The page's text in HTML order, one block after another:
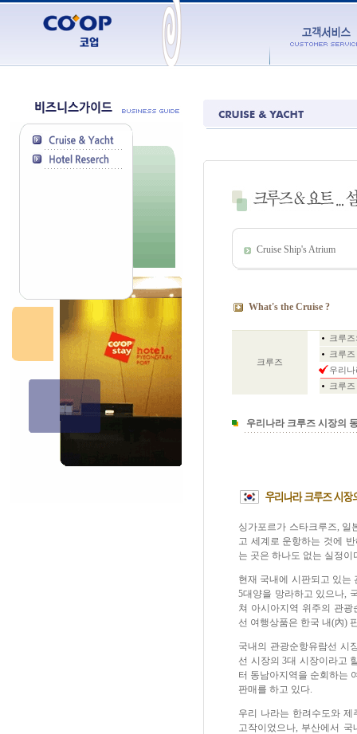
Cruise Ship's Atrium
What's the Cruise ?
크루즈
크루
크루
우리
크루
우리나라 크루즈 시장의
싱가포르가 스타크루즈, 일
고 세계로 운항하는 것에
는 곳은 하나도 없는 실정이
현재 국내에 시판되고 있는
5대양을 망라하고 있으나,
쳐 아시아지역 위주의 관
선 여행상품은 한국 내(內)
국내의 관광순항유람선 시
선 시장의 3대 시장이라고
터 동남아지역을 순회하는
판매를 하고 있다.
우리 나라는 한려수도와 제
고작이었으나, 부산에서